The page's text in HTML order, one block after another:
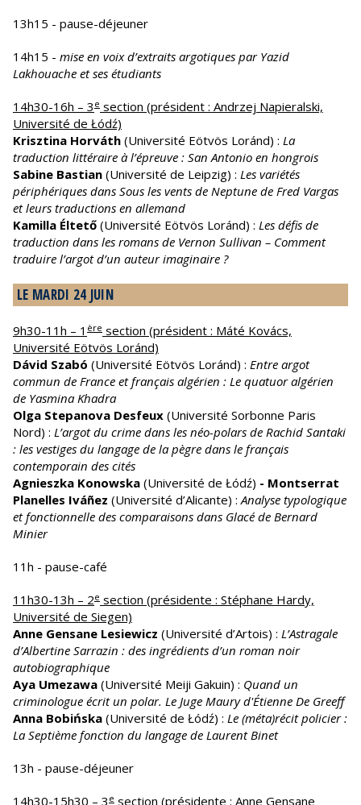
13h15 - pause-déjeuner
14h15 - mise en voix d’extraits argotiques par Yazid
Lakhouache et ses étudiants
14h30-16h – 3 e section (président : Andrzej Napieralski,
Université de Łódź)
Krisztina Horváth (Université Eötvös Loránd) : La
traduction littéraire à l’épreuve : San Antonio en hongrois
Sabine Bastian (Université de Leipzig) : Les variétés
périphériques dans Sous les vents de Neptune de Fred Vargas
et leurs traductions en allemand
Kamilla Éltető (Université Eötvös Loránd) : Les défis de
traduction dans les romans de Vernon Sullivan – Comment
traduire l’argot d’un auteur imaginaire ?
LE MARDI 24 JUIN
9h30-11h – 1 ère section (président : Máté Kovács,
Université Eötvös Loránd)
Dávid Szabó (Université Eötvös Loránd) : Entre argot
commun de France et français algérien : Le quatuor algérien
de Yasmina Khadra
Olga Stepanova Desfeux (Université Sorbonne Paris
Nord) : L’argot du crime dans les néo-polars de Rachid Santaki
: les vestiges du langage de la pègre dans le français
contemporain des cités
Agnieszka Konowska (Université de Łódź) - Montserrat
Planelles Iváñez (Université d’Alicante) :Analyse typologique
et fonctionnelle des comparaisons dans Glacé de Bernard
Minier
11h - pause-café
11h30-13h – 2e section (présidente : Stéphane Hardy,
Université de Siegen)
Anne Gensane Lesiewicz (Université d’Artois) : L’Astragale
d’Albertine Sarrazin : des ingrédients d’un roman noir
autobiographique
Aya Umezawa (Université Meiji Gakuin) : Quand un
criminologue écrit un polar. Le Juge Maury d'Étienne De Greeff
Anna Bobińska (Université de Łódź) : Le (méta)récit policier :
La Septième fonction du langage de Laurent Binet
13h - pause-déjeuner
14h30-15h30 – 3 e section (présidente : Anne Gensane